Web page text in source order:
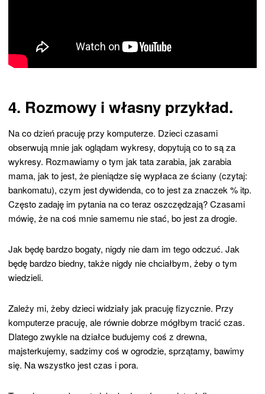
4. Rozmowy i własny przykład.
Na co dzień pracuję przy komputerze. Dzieci czasami
obserwują mnie jak oglądam wykresy, dopytują co to są za
wykresy. Rozmawiamy o tym jak tata zarabia, jak zarabia
mama, jak to jest, że pieniądze się wypłaca ze ściany (czytaj:
bankomatu), czym jest dywidenda, co to jest za znaczek % itp.
Często zadaję im pytania na co teraz oszczędzają? Czasami
mówię, że na coś mnie samemu nie stać, bo jest za drogie.
Jak będę bardzo bogaty, nigdy nie dam im tego odczuć. Jak
będę bardzo biedny, także nigdy nie chciałbym, żeby o tym
wiedzieli.
Zależy mi, żeby dzieci widziały jak pracuję fizycznie. Przy
komputerze pracuję, ale równie dobrze mógłbym tracić czas.
Dlatego zwykle na działce budujemy coś z drewna,
majsterkujemy, sadzimy coś w ogrodzie, sprzątamy, bawimy
się. Na wszystko jest czas i pora.